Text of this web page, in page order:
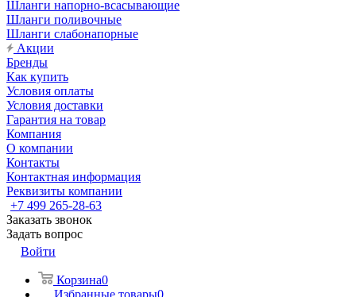
Шланги напорно-всасывающие
Шланги поливочные
Шланги слабонапорные
Акции
Бренды
Как купить
Условия оплаты
Условия доставки
Гарантия на товар
Компания
О компании
Контакты
Контактная информация
Реквизиты компании
+7 499 265-28-63
Заказать звонок
Задать вопрос
Войти
Корзина0
Избранные товары0